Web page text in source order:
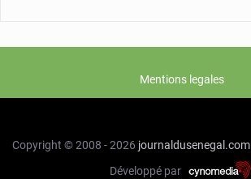
Mentions legales
Copyright © 2008 - 2026 journaldusenegal.com
Développé par